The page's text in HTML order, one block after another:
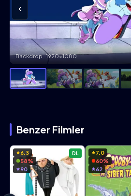
‹
Backdrop · 1920×1080
Benzer Filmler
DL
6.3
58%
90
7.0
60%
62